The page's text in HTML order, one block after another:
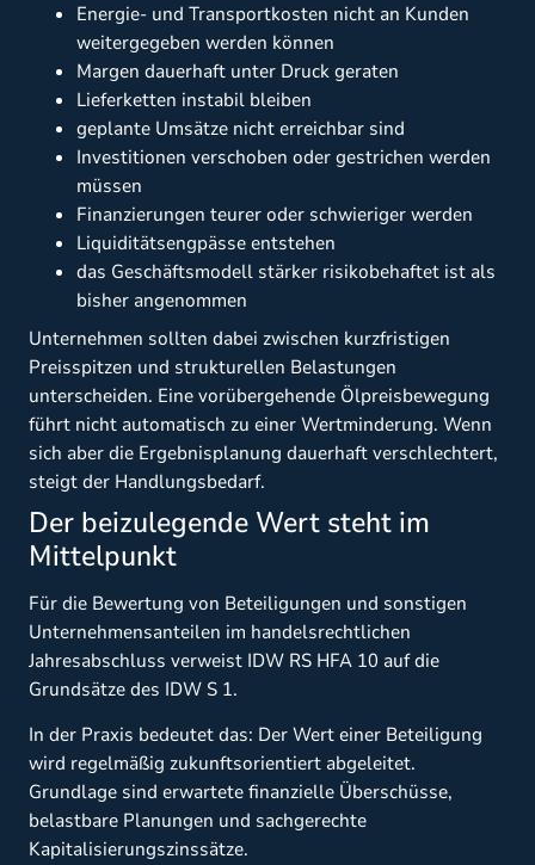
Energie- und Transportkosten nicht an Kunden
weitergegeben werden können
Margen dauerhaft unter Druck geraten
Lieferketten instabil bleiben
geplante Umsätze nicht erreichbar sind
Investitionen verschoben oder gestrichen werden
müssen
Finanzierungen teurer oder schwieriger werden
Liquiditätsengpässe entstehen
das Geschäftsmodell stärker risikobehaftet ist als
bisher angenommen
Unternehmen sollten dabei zwischen kurzfristigen
Preisspitzen und strukturellen Belastungen
unterscheiden. Eine vorübergehende Ölpreisbewegung
führt nicht automatisch zu einer Wertminderung. Wenn
sich aber die Ergebnisplanung dauerhaft verschlechtert,
steigt der Handlungsbedarf.
Der beizulegende Wert steht im
Mittelpunkt
Für die Bewertung von Beteiligungen und sonstigen
Unternehmensanteilen im handelsrechtlichen
Jahresabschluss verweist IDW RS HFA 10 auf die
Grundsätze des IDW S 1.
In der Praxis bedeutet das: Der Wert einer Beteiligung
wird regelmäßig zukunftsorientiert abgeleitet.
Grundlage sind erwartete finanzielle Überschüsse,
belastbare Planungen und sachgerechte
Kapitalisierungszinssätze.